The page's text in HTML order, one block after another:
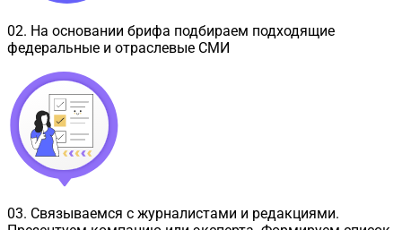
02. На основании брифа подбираем подходящие
федеральные и отраслевые СМИ
03. Связываемся с журналистами и редакциями.